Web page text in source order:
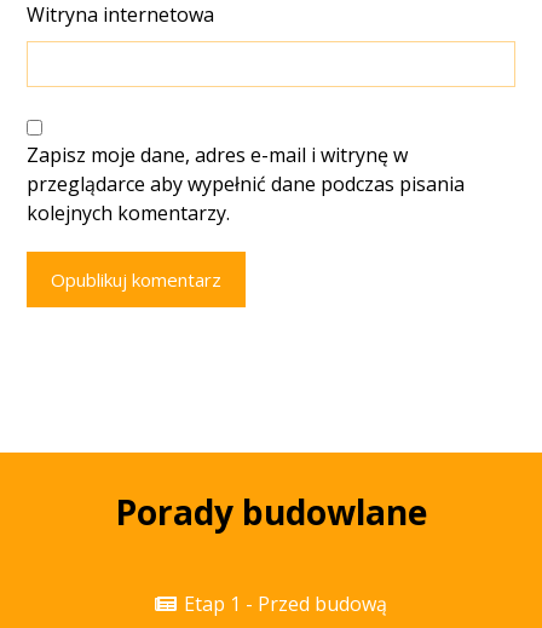
Witryna internetowa
Zapisz moje dane, adres e-mail i witrynę w
przeglądarce aby wypełnić dane podczas pisania
kolejnych komentarzy.
Opublikuj komentarz
Porady budowlane
Etap 1 - Przed budową